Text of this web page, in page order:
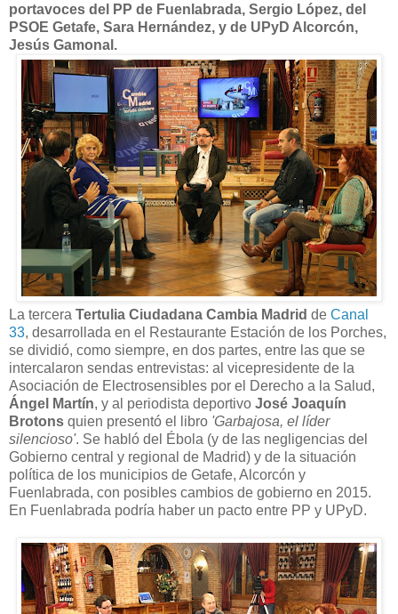
portavoces del PP de Fuenlabrada, Sergio López, del
PSOE Getafe, Sara Hernández, y de UPyD Alcorcón,
Jesús Gamonal.
La tercera Tertulia Ciudadana Cambia Madrid de Canal
33, desarrollada en el Restaurante Estación de los Porches,
se dividió, como siempre, en dos partes, entre las que se
intercalaron sendas entrevistas: al vicepresidente de la
Asociación de Electrosensibles por el Derecho a la Salud,
Ángel Martín, y al periodista deportivo José Joaquín
Brotons quien presentó el libro 'Garbajosa, el líder
silencioso'. Se habló del Ébola (y de las negligencias del
Gobierno central y regional de Madrid) y de la situación
política de los municipios de Getafe, Alcorcón y
Fuenlabrada, con posibles cambios de gobierno en 2015.
En Fuenlabrada podría haber un pacto entre PP y UPyD.